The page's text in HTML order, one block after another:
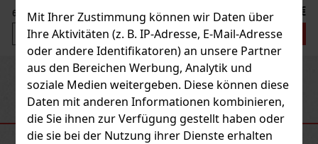
Mit Ihrer Zustimmung können wir Daten über
Ihre Aktivitäten (z. B. IP-Adresse, E-Mail-Adresse
oder andere Identifikatoren) an unsere Partner
aus den Bereichen Werbung, Analytik und
soziale Medien weitergeben. Diese können diese
Daten mit anderen Informationen kombinieren,
die Sie ihnen zur Verfügung gestellt haben oder
die sie bei der Nutzung ihrer Dienste erhalten
6.53€ ohne VAT 7.90 €
Bestellen
PreviousNext
EMPFOHLENE PRODUKTE